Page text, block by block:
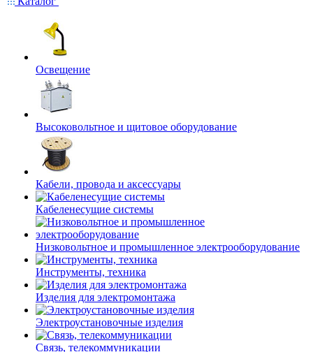
Освещение
Высоковольтное и щитовое оборудование
Кабели, провода и аксессуары
Кабеленесущие системы
Низковольтное и промышленное электрооборудование
Инструменты, техника
Изделия для электромонтажа
Электроустановочные изделия
Связь, телекоммуникации